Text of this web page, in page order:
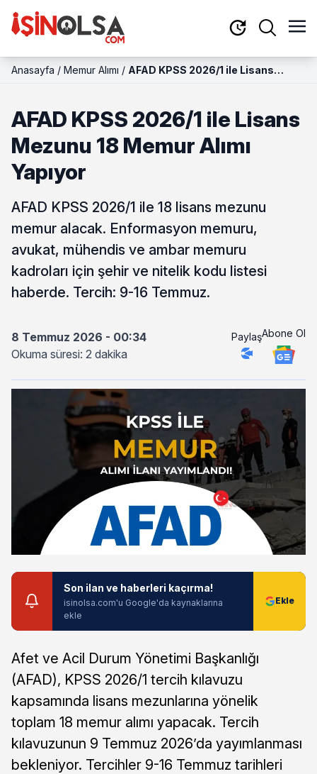
Anasayfa / Memur Alımı / AFAD KPSS 2026/1 ile Lisans
AFAD KPSS 2026/1 ile Lisans
Mezunu 18 Memur Alımı
Yapıyor
AFAD KPSS 2026/1 ile 18 lisans mezunu
memur alacak. Enformasyon memuru,
avukat, mühendis ve ambar memuru
kadroları için şehir ve nitelik kodu listesi
haberde. Tercih: 9-16 Temmuz.
8 Temmuz 2026 - 00:34
Okuma süresi: 2 dakika
PaylaşAbone Ol
Son ilan ve haberleri kaçırma!
isinolsa.com'u Google'da kaynaklarına
ekle
Afet ve Acil Durum Yönetimi Başkanlığı
(AFAD), KPSS 2026/1 tercih kılavuzu
kapsamında lisans mezunlarına yönelik
toplam 18 memur alımı yapacak. Tercih
kılavuzunun 9 Temmuz 2026’da yayımlanması
bekleniyor. Tercihler 9-16 Temmuz tarihleri